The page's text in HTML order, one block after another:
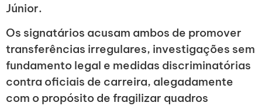
Júnior.
Os signatários acusam ambos de promover
transferências irregulares, investigações sem
fundamento legal e medidas discriminatórias
contra oficiais de carreira, alegadamente
com o propósito de fragilizar quadros